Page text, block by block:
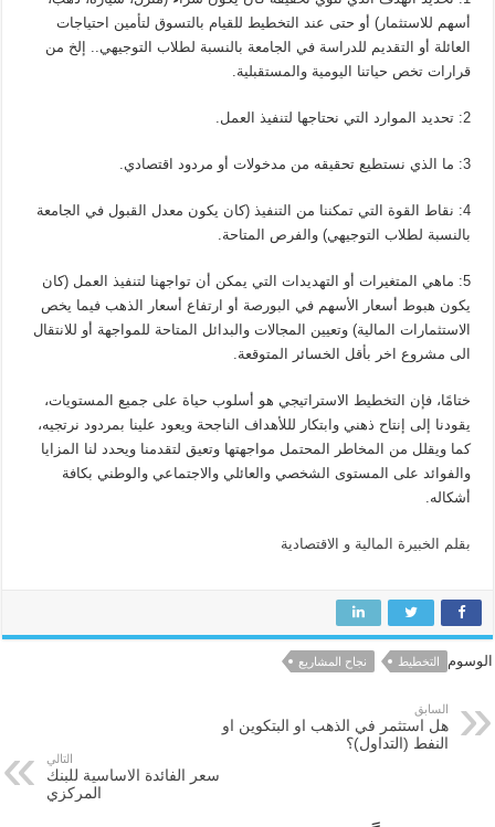
أسهم للاستثمار) أو حتى عند التخطيط للقيام بالتسوق لتأمين احتياجات
العائلة أو التقديم للدراسة في الجامعة بالنسبة لطلاب التوجيهي.. إلخ من
قرارات تخص حياتنا اليومية والمستقبلية.
2: تحديد الموارد التي نحتاجها لتنفيذ العمل.
3: ما الذي نستطيع تحقيقه من مدخولات أو مردود اقتصادي.
4: نقاط القوة التي تمكننا من التنفيذ (كان يكون معدل القبول في الجامعة
بالنسبة لطلاب التوجيهي) والفرص المتاحة.
5: ماهي المتغيرات أو التهديدات التي يمكن أن تواجهنا لتنفيذ العمل (كان
يكون هبوط أسعار الأسهم في البورصة أو ارتفاع أسعار الذهب فيما يخص
الاستثمارات المالية) وتعيين المجالات والبدائل المتاحة للمواجهة أو للانتقال
الى مشروع اخر بأقل الخسائر المتوقعة.
ختامًا، فإن التخطيط الاستراتيجي هو أسلوب حياة على جميع المستويات،
يقودنا إلى إنتاح ذهني وابتكار لللأهداف الناجحة ويعود علينا بمردود نرتجيه،
كما ويقلل من المخاطر المحتمل مواجهتها وتعيق لتقدمنا ويحدد لنا المزايا
والفوائد على المستوى الشخصي والعائلي والاجتماعي والوطني بكافة
أشكاله.
بقلم الخبيرة المالية و الاقتصادية
الوسوم التخطيط نجاح المشاريع
السابق
هل استثمر في الذهب او البتكوين او
النفط (التداول)؟
التالي
سعر الفائدة الاساسية للبنك
المركزي